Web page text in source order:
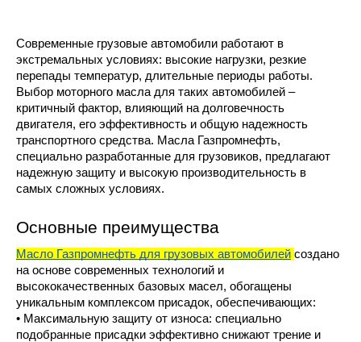
Современные грузовые автомобили работают в
экстремальных условиях: высокие нагрузки, резкие
перепады температур, длительные периоды работы.
Выбор моторного масла для таких автомобилей –
критичный фактор, влияющий на долговечность
двигателя, его эффективность и общую надежность
транспортного средства. Масла Газпромнефть,
специально разработанные для грузовиков, предлагают
надежную защиту и высокую производительность в
самых сложных условиях.
Основные преимущества
Масло Газпромнефть для грузовых автомобилей создано
на основе современных технологий и
высококачественных базовых масел, обогащены
уникальным комплексом присадок, обеспечивающих:
• Максимальную защиту от износа: специально
подобранные присадки эффективно снижают трение и